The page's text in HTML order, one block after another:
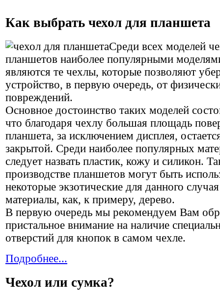
Как выбрать чехол для планшета
Среди всех моделей
планшетов наиболее популярными
являются те чехлы, которые позволяют
устройство, в первую очередь, от
повреждений.
Основное достоинство таких моделей
что благодаря чехлу большая площадь
планшета, за исключением дисплея,
закрытой. Среди наиболее популярных
следует назвать пластик, кожу и силикон.
производстве планшетов могут быть
некоторые экзотические для данного случая
материалы, как, к примеру, дерево.
В первую очередь мы рекомендуем Вам
пристальное внимание на наличие
отверстий для кнопок в самом чехле.
Подробнее...
Чехол или сумка?